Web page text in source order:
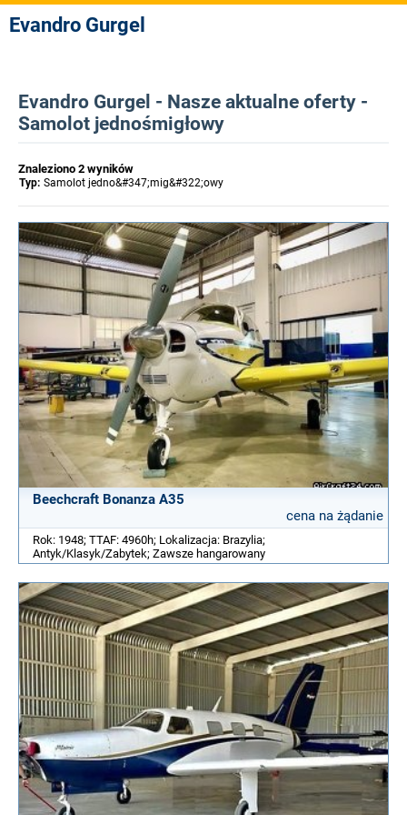
Evandro Gurgel
Evandro Gurgel - Nasze aktualne oferty -
Samolot jednośmigłowy
Znaleziono 2 wyników
Typ: Samolot jedno&#347;mig&#322;owy
Beechcraft Bonanza A35
cena na żądanie
Rok: 1948; TTAF: 4960h; Lokalizacja: Brazylia;
Antyk/Klasyk/Zabytek; Zawsze hangarowany